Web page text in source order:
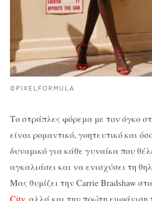
©PIXELFORMULA
Το στράπλες φόρεμα με τον όγκο
είναι ρομαντικό, γοητευτικό και
δυναμικό για κάθε γυναίκα που
αγκαλιάσει και να ενισχύσει τη
Μας θυμίζει την Carrie Bradshaw στο
City, αλλά και την πρώτη εμφάνιση